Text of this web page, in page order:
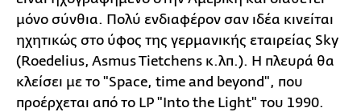
μόνο σύνθια. Πολύ ενδιαφέρον σαν ιδέα κινείται
ηχητικώς στο ύφος της γερμανικής εταιρείας Sky
(Roedelius, Asmus Tietchens κ.λπ.). Η πλευρά θα
κλείσει με το "Space, time and beyond", που
προέρχεται από το LP "Into the Light" του 1990.